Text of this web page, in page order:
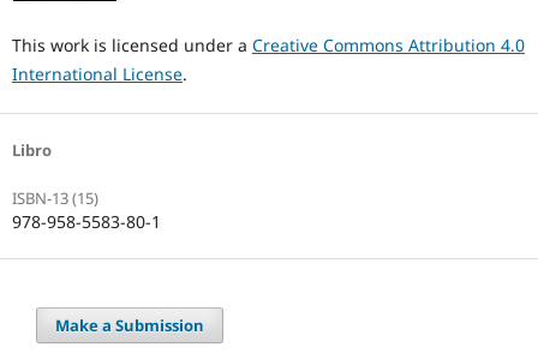
This work is licensed under a Creative Commons Attribution 4.0
International License.
Libro
ISBN-13 (15)
978-958-5583-80-1
Make a Submission